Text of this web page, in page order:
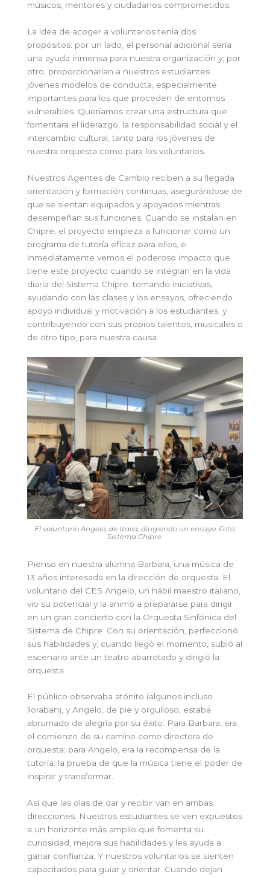
músicos, mentores y ciudadanos comprometidos.
La idea de acoger a voluntarios tenía dos
propósitos: por un lado, el personal adicional sería
una ayuda inmensa para nuestra organización y, por
otro, proporcionarían a nuestros estudiantes
jóvenes modelos de conducta, especialmente
importantes para los que proceden de entornos
vulnerables. Queríamos crear una estructura que
fomentara el liderazgo, la responsabilidad social y el
intercambio cultural, tanto para los jóvenes de
nuestra orquesta como para los voluntarios.
Nuestros Agentes de Cambio reciben a su llegada
orientación y formación continuas, asegurándose de
que se sientan equipados y apoyados mientras
desempeñan sus funciones. Cuando se instalan en
Chipre, el proyecto empieza a funcionar como un
programa de tutoría eficaz para ellos, e
inmediatamente vemos el poderoso impacto que
tiene este proyecto cuando se integran en la vida
diaria del Sistema Chipre: tomando iniciativas,
ayudando con las clases y los ensayos, ofreciendo
apoyo individual y motivación a los estudiantes, y
contribuyendo con sus propios talentos, musicales o
de otro tipo, para nuestra causa.
El voluntario Angelo, de Italia, dirigiendo un ensayo. Foto:
Sistema Chipre.
Pienso en nuestra alumna Barbara, una música de
13 años interesada en la dirección de orquesta. El
voluntario del CES Angelo, un hábil maestro italiano,
vio su potencial y la animó a prepararse para dirigir
en un gran concierto con la Orquesta Sinfónica del
Sistema de Chipre. Con su orientación, perfeccionó
sus habilidades y, cuando llegó el momento, subió al
escenario ante un teatro abarrotado y dirigió la
orquesta.
El público observaba atónito (algunos incluso
lloraban), y Angelo, de pie y orgulloso, estaba
abrumado de alegría por su éxito. Para Barbara, era
el comienzo de su camino como directora de
orquesta; para Angelo, era la recompensa de la
tutoría: la prueba de que la música tiene el poder de
inspirar y transformar.
Así que las olas de dar y recibir van en ambas
direcciones. Nuestros estudiantes se ven expuestos
a un horizonte más amplio que fomenta su
curiosidad, mejora sus habilidades y les ayuda a
ganar confianza. Y nuestros voluntarios se sienten
capacitados para guiar y orientar. Cuando dejan